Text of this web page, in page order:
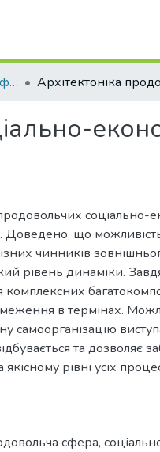
Друковані видання. Кафедра менеджменту ім. І.А. Маркіної
соціально-
Доведено, що
чинників
рівень динаміки.
в термінах.
самоорганізацію
та дозволяє
рівні усіх
сфера,